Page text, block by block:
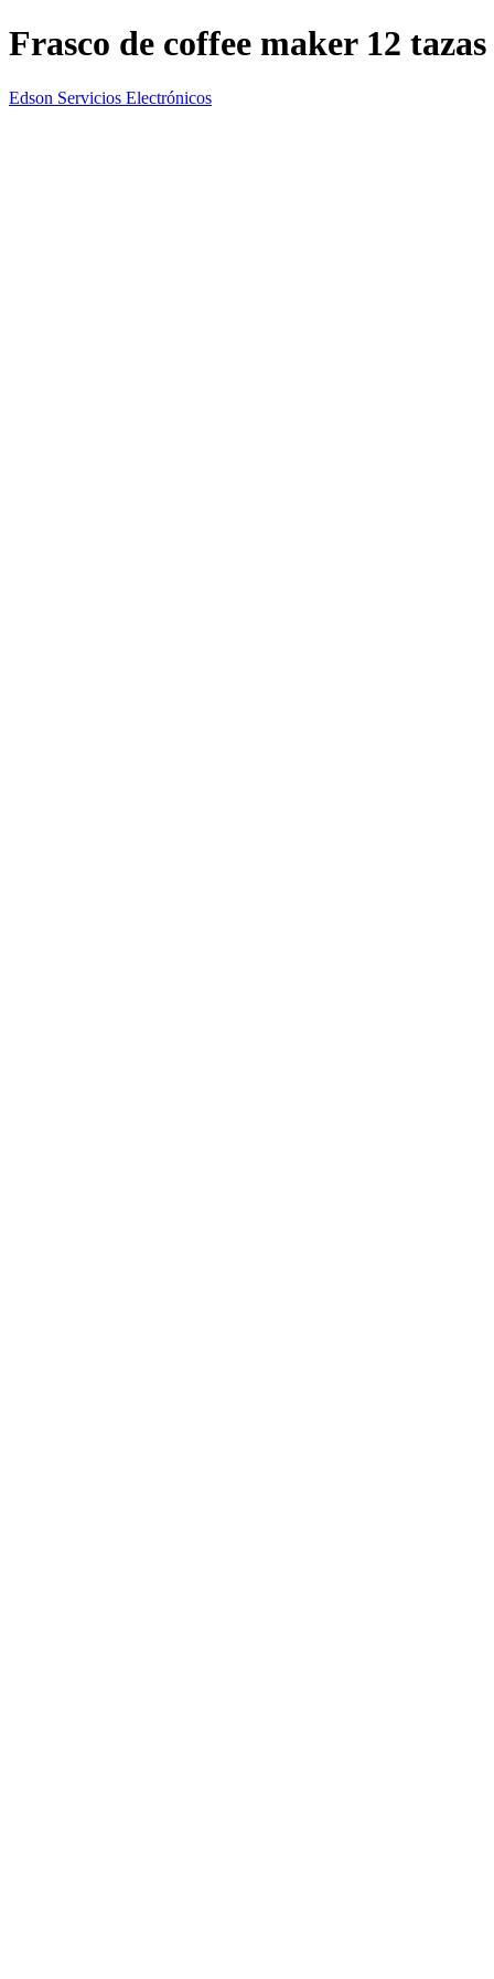
Frasco de coffee maker 12
Edson Servicios Electrónicos